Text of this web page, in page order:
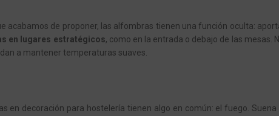
acabamos de proponer, las alfombras tienen una función oculta:
en lugares estratégicos, como en la entrada o debajo de las mesas.
a mantener temperaturas suaves.
en decoración para hostelería tienen algo en común: el fuego.